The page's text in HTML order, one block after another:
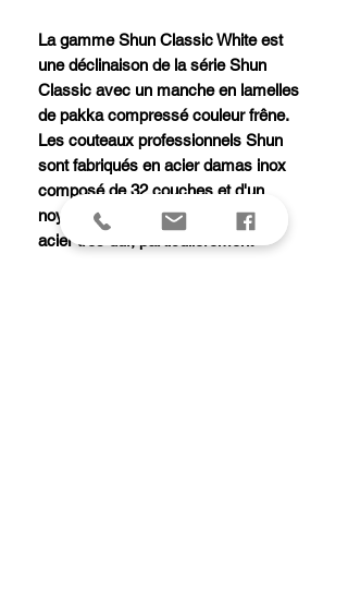
La gamme Shun Classic White est
une déclinaison de la série Shun
Classic avec un manche en lamelles
de pakka compressé couleur frêne.
Les couteaux professionnels Shun
sont fabriqués en acier damas inox
composé de 32 couches et d'un
noyau central en acier VG-10. Cet
acier très dur, particulièrement